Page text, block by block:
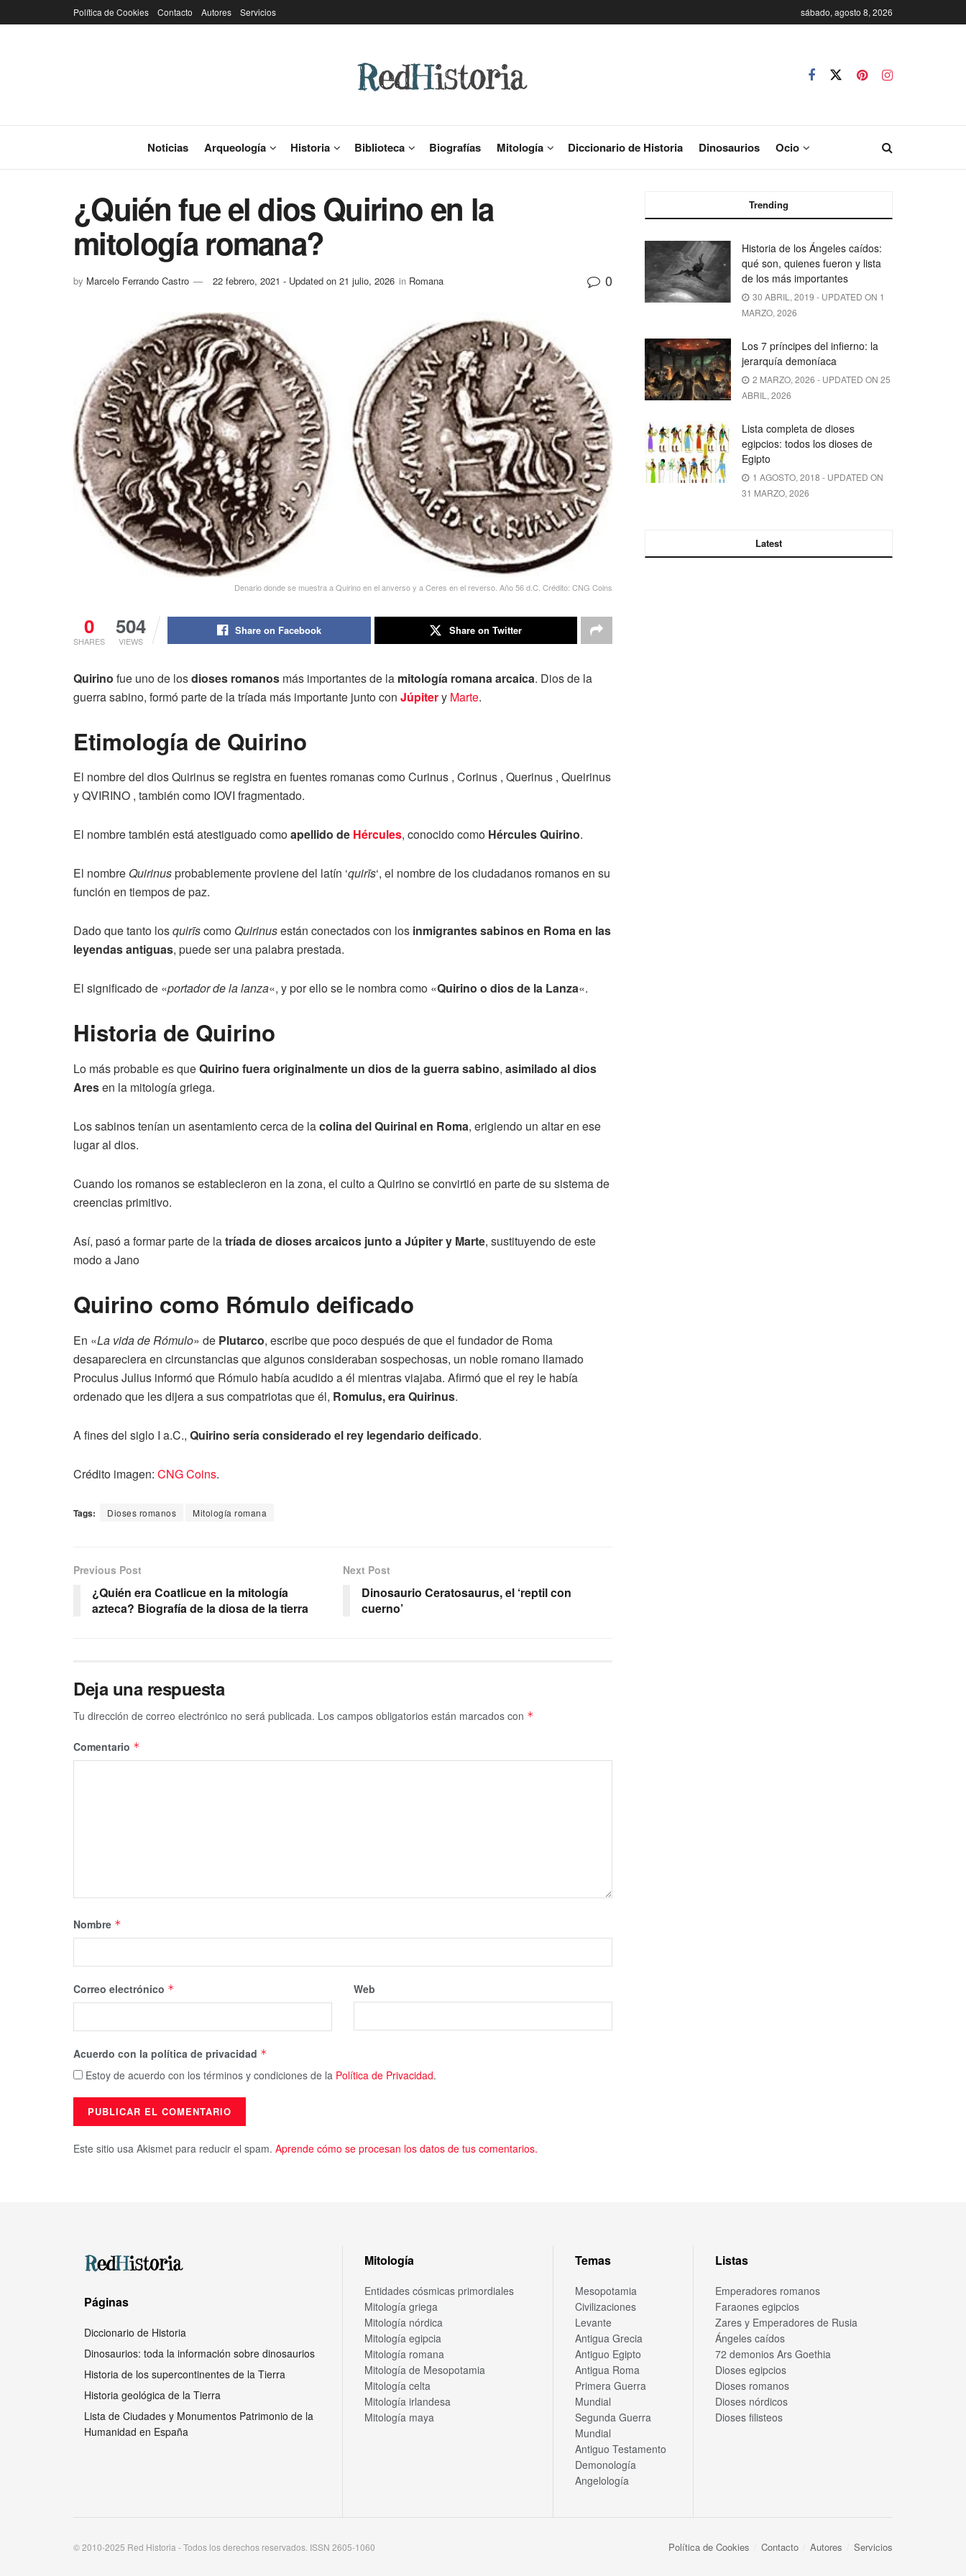
Política de Cookies Contacto Autores Servicios sábado, agosto 8, 2026
Noticias Arqueología Historia Biblioteca Biografías Mitología Diccionario de Historia Dinosaurios Ocio
¿Quién fue el dios Quirino en la
mitología romana?
by Marcelo Ferrando Castro 22 febrero, 2021 - Updated on 21 julio, 2026 in Romana 0
Denario donde se muestra a Quirino en el anverso y a Ceres en el reverso. Año 56 d.C. Crédito: CNG Coins
0
SHARES
504
VIEWS
Share on Facebook Share on Twitter
Quirino fue uno de losdioses romanos más importantes de la mitología romana arcaica. Dios de la
guerra sabino, formó parte de la tríada más importante junto con Júpitery Marte.
Etimología de Quirino
El nombre del dios Quirinus se registra en fuentes romanas como Curinus , Corinus , Querinus , Queirinus
y QVIRINO , también como IOVI fragmentado.
El nombre también está atestiguado comoapellido de Hércules, conocido como Hércules Quirino.
El nombre Quirinusprobablemente proviene del latín ‘quirīs‘, el nombre de los ciudadanos romanos en su
función en tiempos de paz.
Dado que tanto losquirīscomo Quirinusestán conectados con los inmigrantes sabinos en Roma en las
leyendas antiguas, puede ser una palabra prestada.
El significado de «portador de la lanza«, y por ello se le nombra como «Quirino o dios de la Lanza«.
Historia de Quirino
Lo más probable es queQuirino fuera originalmente un dios de la guerra sabino, asimilado al dios
Aresen la mitología griega.
Los sabinos tenían un asentamiento cerca de lacolina del Quirinal en Roma, erigiendo un altar en ese
lugar al dios.
Cuando los romanos se establecieron en la zona, el culto a Quirino se convirtió en parte de su sistema de
creencias primitivo.
Así, pasó a formar parte de latríada de dioses arcaicos junto a Júpiter y Marte, sustituyendo de este
modo a Jano
Quirino como Rómulo deificado
En «La vida de Rómulo» de Plutarco, escribe que poco después de que el fundador de Roma
desapareciera en circunstancias que algunos consideraban sospechosas, un noble romano llamado
Proculus Julius informó que Rómulo había acudido a él mientras viajaba. Afirmó que el rey le había
ordenado que les dijera a sus compatriotas que él, Romulus, era Quirinus.
A fines del siglo I a.C., Quirino sería considerado el rey legendario deificado.
Crédito imagen: CNG Coins.
Tags: Dioses romanos Mitología romana
Previous Post
¿Quién era Coatlicue en la mitología
azteca? Biografía de la diosa de la tierra
Next Post
Dinosaurio Ceratosaurus, el ‘reptil con
cuerno’
Deja una respuesta
Tu dirección de correo electrónico no será publicada. Los campos obligatorios están marcados con *
Comentario *
Nombre *
Correo electrónico * Web
Acuerdo con la política de privacidad *
Estoy de acuerdo con los términos y condiciones de la Política de Privacidad.
Este sitio usa Akismet para reducir el spam. Aprende cómo se procesan los datos de tus comentarios.
Trending
Historia de los Ángeles caídos:
qué son, quienes fueron y lista
de los más importantes
30 ABRIL, 2019 - UPDATED ON 1
MARZO, 2026
Los 7 príncipes del infierno: la
jerarquía demoníaca
2 MARZO, 2026 - UPDATED ON 25
ABRIL, 2026
Lista completa de dioses
egipcios: todos los dioses de
Egipto
1 AGOSTO, 2018 - UPDATED ON
31 MARZO, 2026
Latest
Páginas
Diccionario de Historia
Dinosaurios: toda la información sobre dinosaurios
Historia de los supercontinentes de la Tierra
Historia geológica de la Tierra
Lista de Ciudades y Monumentos Patrimonio de la
Humanidad en España
Mitología
Entidades cósmicas primordiales
Mitología griega
Mitología nórdica
Mitología egipcia
Mitología romana
Mitología de Mesopotamia
Mitología celta
Mitología irlandesa
Mitología maya
Temas
Mesopotamia
Civilizaciones
Levante
Antigua Grecia
Antiguo Egipto
Antigua Roma
Primera Guerra
Mundial
Segunda Guerra
Mundial
Antiguo Testamento
Demonología
Angelología
Listas
Emperadores romanos
Faraones egipcios
Zares y Emperadores de Rusia
Ángeles caídos
72 demonios Ars Goethia
Dioses egipcios
Dioses romanos
Dioses nórdicos
Dioses filisteos
Política de Cookies Contacto Autores Servicios
© 2010-2025 Red Historia - Todos los derechos reservados. ISSN 2605-1060